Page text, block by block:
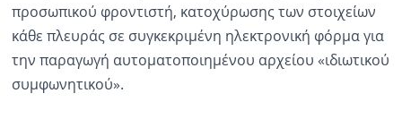
προσωπικού φροντιστή, κατοχύρωσης των στοιχείων
κάθε πλευράς σε συγκεκριμένη ηλεκτρονική φόρμα για
την παραγωγή αυτοματοποιημένου αρχείου «ιδιωτικού
συμφωνητικού».